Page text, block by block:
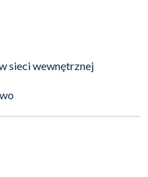
treści)
sieci wewnętrznej
treści)